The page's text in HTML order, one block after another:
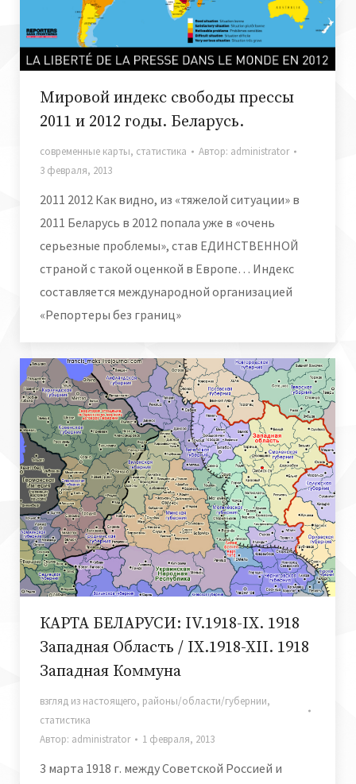
Мировой индекс свободы прессы
2011 и 2012 годы. Беларусь.
современные карты, статистика Автор: administrator
3 февраля, 2013
2011 2012 Как видно, из «тяжелой ситуации» в
2011 Беларусь в 2012 попала уже в «очень
серьезные проблемы», став ЕДИНСТВЕННОЙ
страной с такой оценкой в Европе… Индекс
составляется международной организацией
«Репортеры без границ»
КАРТА БЕЛАРУСИ: IV.1918-IX. 1918
Западная Область / IX.1918-XII. 1918
Западная Коммуна
взгляд из настоящего, районы/области/губернии,
статистика
Автор: administrator 1 февраля, 2013
3 марта 1918 г. между Советской Россией и